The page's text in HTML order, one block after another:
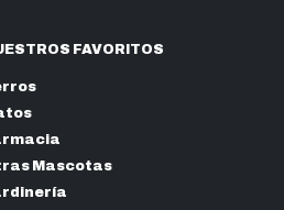
FAVORITOS
Mascotas